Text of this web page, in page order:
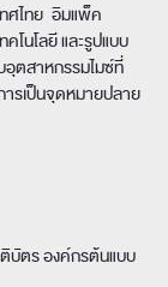
ทศไทย อิมแพ็ค
โนโลยี และรูปแบบ
อุตสาหกรรมไมซ์ที่
ารเป็นจุดหมายปลาย
บัตร องค์กรต้นแบบ